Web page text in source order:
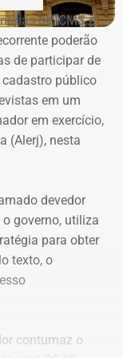
do encontro
de uma
principal gatilho
Por isso, os
principal é a
reação rápida
comenta.
à Justiça Eleitoral
pela inflação (IPCA) –
16,3% abaixo,
corrigidos pela
é
de ICMS e
poderão
de participar de
cadastro público
em um
em exercício,
(Alerj), nesta
devedor
governo, utiliza
para obter
texto, o
contumaz o